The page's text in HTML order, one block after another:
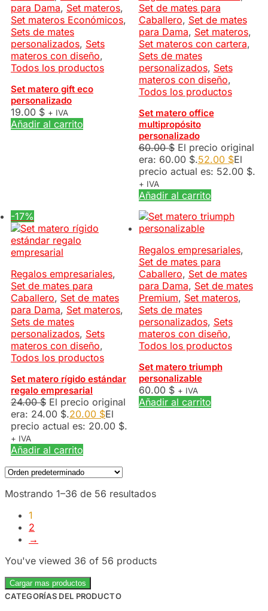
para Dama, Set materos,
Set materos Económicos,
Sets de mates
personalizados, Sets
materos con diseño,
Todos los productos
Set matero gift eco
personalizado
19.00 $ + IVA
Añadir al carrito
Set de mates para
Caballero, Set de mates
para Dama, Set materos,
Set materos con cartera,
Sets de mates
personalizados, Sets
materos con diseño,
Todos los productos
Set matero office
multipropósito
personalizado
60.00$ El precio original
era: 60.00 $.52.00 $El
precio actual es: 52.00 $.
+ IVA
Añadir al carrito
-17%
Regalos empresariales,
Set de mates para
Caballero, Set de mates
para Dama, Set materos,
Sets de mates
personalizados, Sets
materos con diseño,
Todos los productos
Set matero rígido estándar
regalo empresarial
24.00$ El precio original
era: 24.00 $.20.00 $El
precio actual es: 20.00 $.
+ IVA
Añadir al carrito
Regalos empresariales,
Set de mates para
Caballero, Set de mates
para Dama, Set de mates
Premium, Set materos,
Sets de mates
personalizados, Sets
materos con diseño,
Todos los productos
Set matero triumph
personalizable
60.00 $ + IVA
Añadir al carrito
Mostrando 1–36 de 56 resultados
1
2
→
You've viewed 36 of 56 products
Cargar mas productos
CATEGORÍAS DEL PRODUCTO